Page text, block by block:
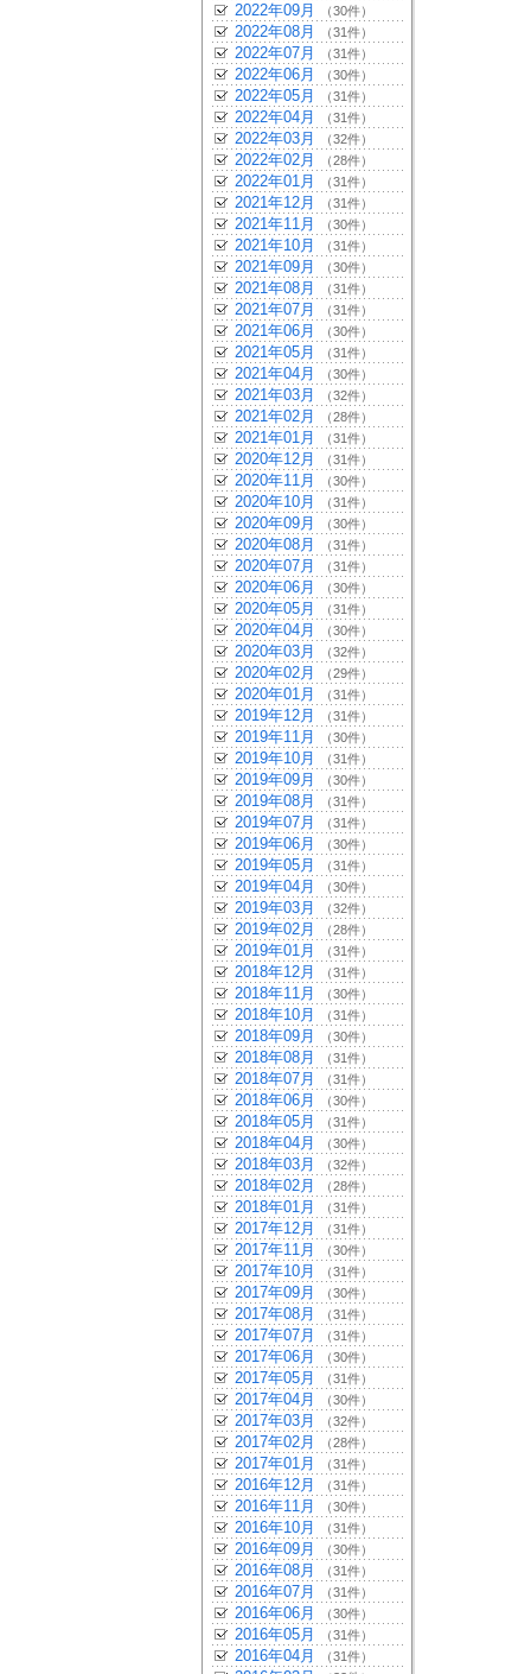
2022年09月 （30件）
2022年08月 （31件）
2022年07月 （31件）
2022年06月 （30件）
2022年05月 （31件）
2022年04月 （31件）
2022年03月 （32件）
2022年02月 （28件）
2022年01月 （31件）
2021年12月 （31件）
2021年11月 （30件）
2021年10月 （31件）
2021年09月 （30件）
2021年08月 （31件）
2021年07月 （31件）
2021年06月 （30件）
2021年05月 （31件）
2021年04月 （30件）
2021年03月 （32件）
2021年02月 （28件）
2021年01月 （31件）
2020年12月 （31件）
2020年11月 （30件）
2020年10月 （31件）
2020年09月 （30件）
2020年08月 （31件）
2020年07月 （31件）
2020年06月 （30件）
2020年05月 （31件）
2020年04月 （30件）
2020年03月 （32件）
2020年02月 （29件）
2020年01月 （31件）
2019年12月 （31件）
2019年11月 （30件）
2019年10月 （31件）
2019年09月 （30件）
2019年08月 （31件）
2019年07月 （31件）
2019年06月 （30件）
2019年05月 （31件）
2019年04月 （30件）
2019年03月 （32件）
2019年02月 （28件）
2019年01月 （31件）
2018年12月 （31件）
2018年11月 （30件）
2018年10月 （31件）
2018年09月 （30件）
2018年08月 （31件）
2018年07月 （31件）
2018年06月 （30件）
2018年05月 （31件）
2018年04月 （30件）
2018年03月 （32件）
2018年02月 （28件）
2018年01月 （31件）
2017年12月 （31件）
2017年11月 （30件）
2017年10月 （31件）
2017年09月 （30件）
2017年08月 （31件）
2017年07月 （31件）
2017年06月 （30件）
2017年05月 （31件）
2017年04月 （30件）
2017年03月 （32件）
2017年02月 （28件）
2017年01月 （31件）
2016年12月 （31件）
2016年11月 （30件）
2016年10月 （31件）
2016年09月 （30件）
2016年08月 （31件）
2016年07月 （31件）
2016年06月 （30件）
2016年05月 （31件）
2016年04月 （31件）